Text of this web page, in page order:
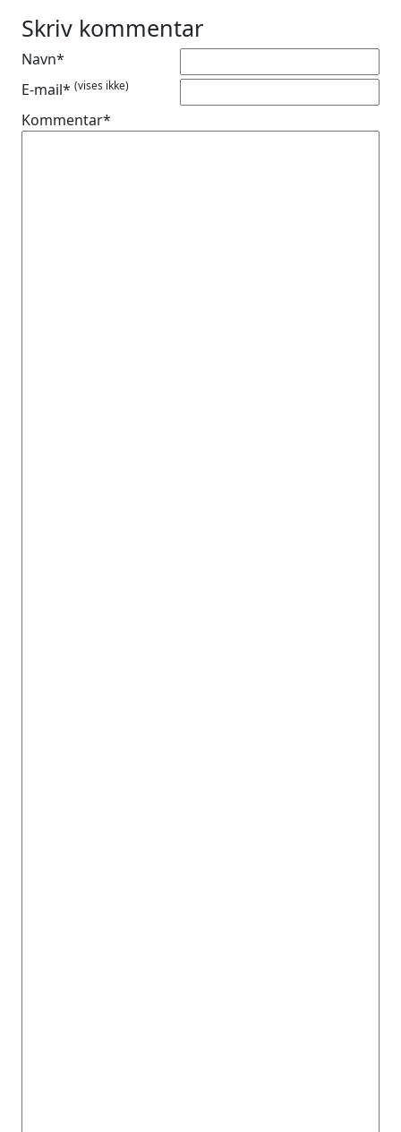
Skriv kommentar
Navn*
E-mail* (vises ikke)
Kommentar*